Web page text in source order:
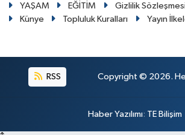
YAŞAM
EĞİTİM Gizlilik
Künye
Topluluk Kuralları Yayın
RSS Copyright © 2026. Her
Haber Yazılımı: TE Bilişim